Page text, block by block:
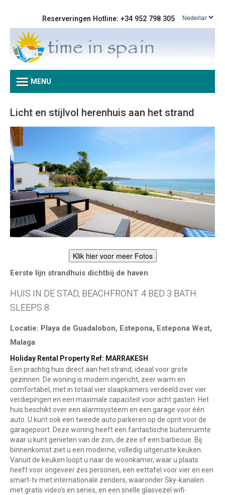
Reserveringen Hotline: +34 952 798 305
MENU
Licht en stijlvol herenhuis aan het strand
Klik hier voor meer Fotos
Eerste lijn strandhuis dichtbij de haven
HUIS IN DE STAD, BEACHFRONT. 4 BED 3 BATH
SLEEPS 8
Locatie: Playa de Guadalobon, Estepona, Estepona West,
Malaga
Holiday Rental Property Ref: MARRAKESH
Een prachtig huis direct aan het strand, ideaal voor grote
gezinnen. De woning is modern ingericht, zeer warm en
comfortabel, met in totaal vier slaapkamers verdeeld over vier
verdiepingen en een maximale capaciteit voor acht gasten. Het
huis beschikt over een alarmsysteem en een garage voor één
auto. U kunt ook een tweede auto parkeren op de oprit voor de
garagepoort. Deze woning heeft een fantastische buitenruimte
waar u kunt genieten van de zon, de zee of een barbecue. Bij
binnenkomst ziet u een moderne, volledig uitgeruste keuken.
Vanuit de keuken loopt u naar de woonkamer, waar u plaats
heeft voor ongeveer zes personen, een eettafel voor vier en een
smart-tv met internationale zenders, waaronder Sky-kanalen
met gratis video's en series, en een snelle glasvezel wifi-